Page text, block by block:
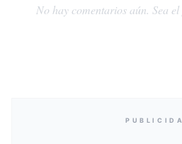
No hay comentarios aún. Sea